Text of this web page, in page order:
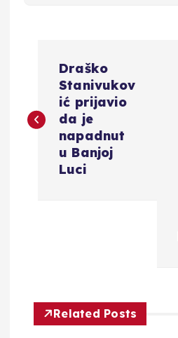
v
Draško
Stanivukov
ić prijavio
da je
napadnut
u Banjoj
Luci
Related Posts